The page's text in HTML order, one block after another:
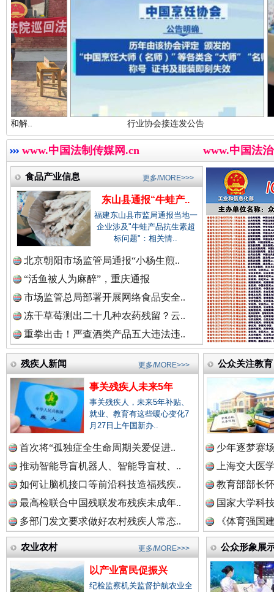
中国农业新闻网.
中国视频新闻网.
中国廉政法纪网.
中国律师在线.
中国参政网.中
世界屋脊 天路回响 永
红船起航处 潮起向未来 广州首
行业协会接连发公告
www.中国法制传媒网.cn www.中国法
食品产业信息
东山县通报“牛蛙产..
福建东山县市监局通报当地一
企业涉及"牛蛙产品抗生素超
标问题"：相关情..
北京朝阳市场监管局通报“小杨生煎..
“活鱼被人为麻醉”，重庆通报
市场监管总局部署开展网络食品安全..
冻干草莓测出二十几种农药残留？云..
重拳出击！严查酒类产品五大违法违..
更多/MORE>>>
残疾人新闻
事关残疾人未来5年
事关残疾人，未来5年补贴、
就业、教育有这些暖心变化7
月27日上午国新办..
首次将“孤独症全生命周期关爱促进..
推动智能导盲机器人、智能导盲杖、..
如何让脑机接口等前沿科技造福残疾..
最高检联合中国残联发布残疾未成年..
多部门发文要求做好农村残疾人常态..
更多/MORE>>> 公众关注教育
少年逐梦赛
上海交大医
教育部部长
国家大学科
《体育强国
农业农村
以产业富民促振兴
纪检监察机关监督护航农业全
更多/MORE>>> 公众形象展